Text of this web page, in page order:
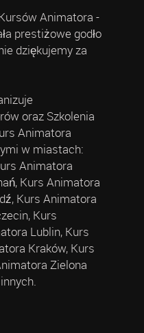
Animatora -
prestiżowe godło
dziękujemy za
oraz Szkolenia
Animatora
w miastach:
Animatora
Kurs Animatora
Kurs Animatora
Kurs
Lublin, Kurs
Kraków, Kurs
Zielona